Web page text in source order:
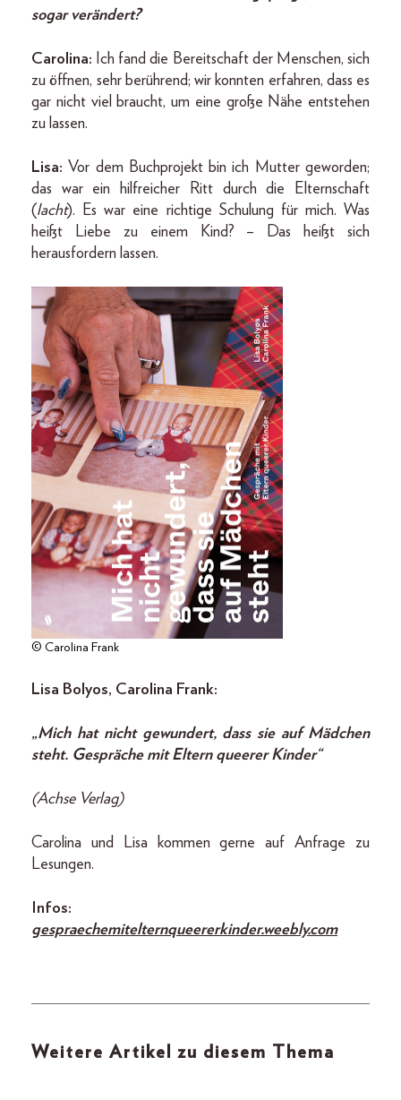
sogar verändert?
Carolina: Ich fand die Bereitschaft der Menschen, sich
zu öffnen, sehr berührend; wir konnten erfahren, dass es
gar nicht viel braucht, um eine große Nähe entstehen
zu lassen.
Lisa: Vor dem Buchprojekt bin ich Mutter geworden;
das war ein hilfreicher Ritt durch die Elternschaft
(lacht). Es war eine richtige Schulung für mich. Was
heißt Liebe zu einem Kind? – Das heißt sich
herausfordern lassen.
© Carolina Frank
Lisa Bolyos, Carolina Frank:
„Mich hat nicht gewundert, dass sie auf Mädchen
steht. Gespräche mit Eltern queerer Kinder“
(Achse Verlag)
Carolina und Lisa kommen gerne auf Anfrage zu
Lesungen.
Infos:
gespraechemitelternqueererkinder.weebly.com
Weitere Artikel zu diesem Thema